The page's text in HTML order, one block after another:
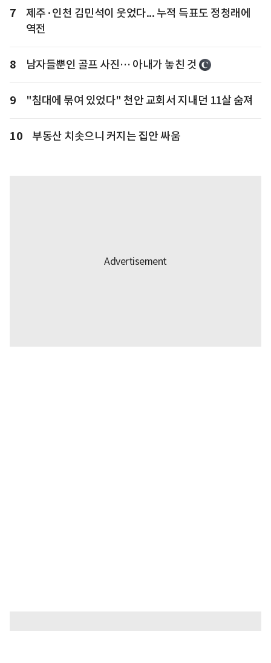
7
제주·인천 김민석이 웃었다... 누적 득표도 정청래에
역전
8 남자들뿐인 골프 사진… 아내가 놓친 것
9 "침대에 묶여 있었다" 천안 교회서 지내던 11살 숨져
10 부동산 치솟으니 커지는 집안 싸움